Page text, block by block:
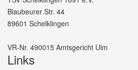
Blaubeurer Str. 44
89601 Schelklingen
VR-Nr. 490015 Amtsgericht Ulm
Links